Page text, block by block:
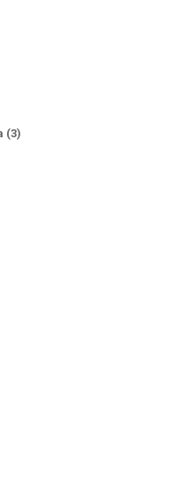
(3)